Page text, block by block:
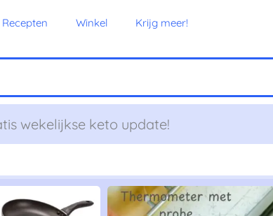
Recepten Winkel Krijg meer!
wekelijkse keto update!